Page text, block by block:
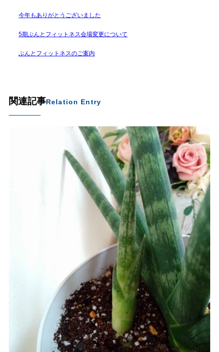
今年もありがとうございました
5期ぶんとフィットネス会場変更について
ぶんとフィットネスのご案内
関連記事Relation Entry